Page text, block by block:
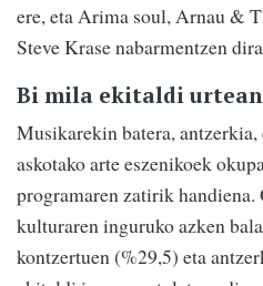
ere, eta Arima soul, Arnau &
Steve Krase nabarmentzen
Bi mila ekitaldi urtean
Musikarekin batera,
askotako arte eszenikoek
programaren zatirik handiena.
kulturaren inguruko azken
kontzertuen (%29,5) eta